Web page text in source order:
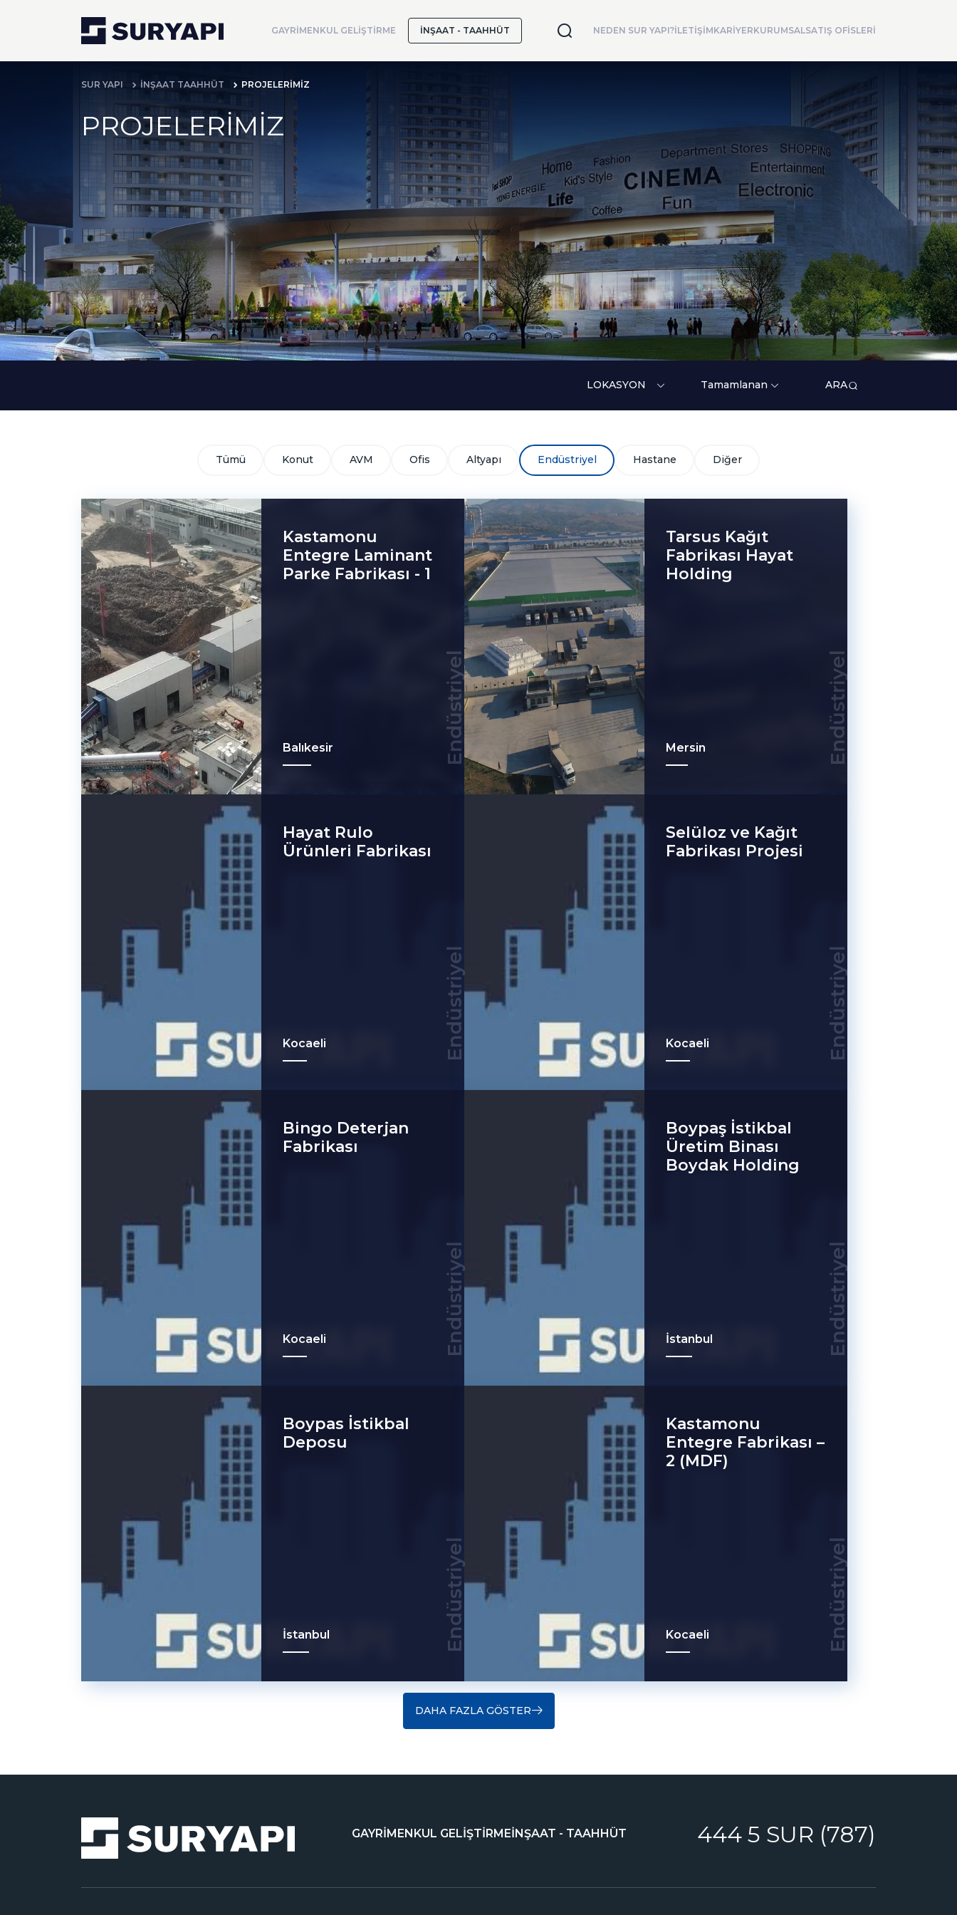
GAYRİMENKUL GELİŞTİRME İNŞAAT - TAAHHÜT NEDEN SUR YAPI?İLETİŞİMKARİYERKURUMSALSATIŞ OFİSLERİ
SUR YAPI İNŞAAT TAAHHÜT PROJELERİMİZ
PROJELERİMİZ
LOKASYON Tamamlanan ARA
Tümü Konut AVM Ofis Altyapı Endüstriyel Hastane Diğer
Endüstriyel
Kastamonu
Entegre Laminant
Parke Fabrikası - 1
Balıkesir Endüstriyel
Tarsus Kağıt
Fabrikası Hayat
Holding
Mersin
Endüstriyel
Hayat Rulo
Ürünleri Fabrikası
Kocaeli Endüstriyel
Selüloz ve Kağıt
Fabrikası Projesi
Kocaeli
Endüstriyel
Bingo Deterjan
Fabrikası
Kocaeli Endüstriyel
Boypaş İstikbal
Üretim Binası
Boydak Holding
İstanbul
Endüstriyel
Boypas İstikbal
Deposu
İstanbul Endüstriyel
Kastamonu
Entegre Fabrikası –
2 (MDF)
Kocaeli
DAHA FAZLA GÖSTER
GAYRİMENKUL GELİŞTİRMEİNŞAAT - TAAHHÜT 444 5 SUR (787)